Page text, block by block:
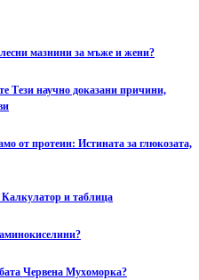
мазнини за мъже и жени?
Тези научно доказани причини,
от протеин: Истината за глюкозата,
Калкулатор и таблица
Червена Мухоморка?